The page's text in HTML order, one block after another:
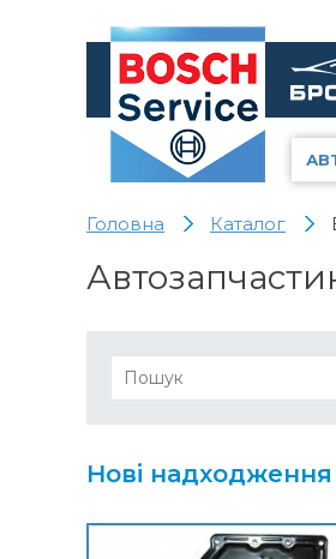
Головна Каталог
Нові надходження